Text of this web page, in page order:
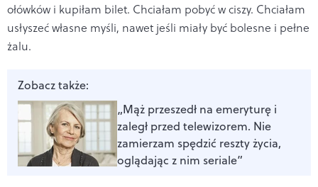
ołówków i kupiłam bilet. Chciałam pobyć w ciszy. Chciałam
usłyszeć własne myśli, nawet jeśli miały być bolesne i pełne
żalu.
Zobacz także:
„Mąż przeszedł na emeryturę i
zaległ przed telewizorem. Nie
zamierzam spędzić reszty życia,
oglądając z nim seriale”